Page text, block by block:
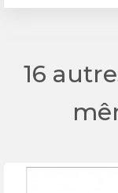
16